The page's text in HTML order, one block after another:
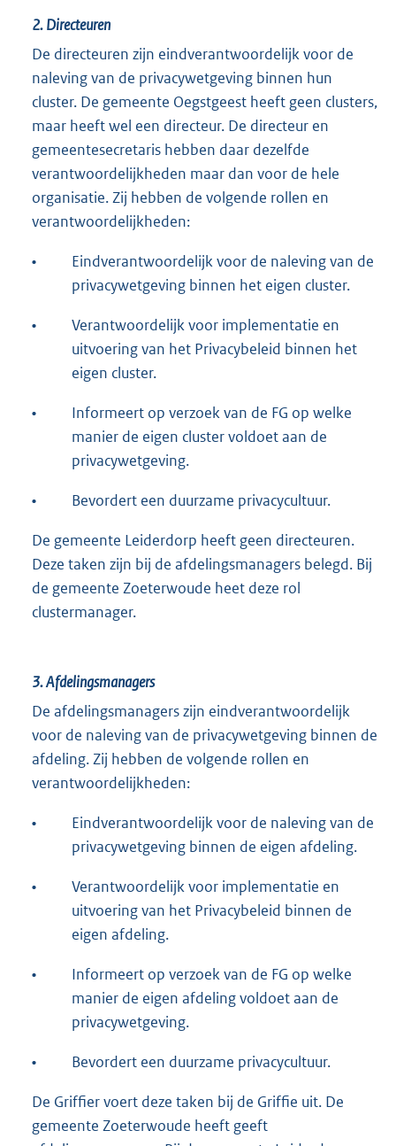
2.Directeuren
De directeuren zijn eindverantwoordelijk voor de
naleving van de privacywetgeving binnen hun
cluster. De gemeente Oegstgeest heeft geen clusters,
maar heeft wel een directeur. De directeur en
gemeentesecretaris hebben daar dezelfde
verantwoordelijkheden maar dan voor de hele
organisatie. Zij hebben de volgende rollen en
verantwoordelijkheden:
•
Eindverantwoordelijk voor de naleving van de
privacywetgeving binnen het eigen cluster.
•
Verantwoordelijk voor implementatie en
uitvoering van het Privacybeleid binnen het
eigen cluster.
•
Informeert op verzoek van de FG op welke
manier de eigen cluster voldoet aan de
privacywetgeving.
• Bevordert een duurzame privacycultuur.
De gemeente Leiderdorp heeft geen directeuren.
Deze taken zijn bij de afdelingsmanagers belegd. Bij
de gemeente Zoeterwoude heet deze rol
clustermanager.
3.Afdelingsmanagers
De afdelingsmanagers zijn eindverantwoordelijk
voor de naleving van de privacywetgeving binnen de
afdeling. Zij hebben de volgende rollen en
verantwoordelijkheden:
•
Eindverantwoordelijk voor de naleving van de
privacywetgeving binnen de eigen afdeling.
•
Verantwoordelijk voor implementatie en
uitvoering van het Privacybeleid binnen de
eigen afdeling.
•
Informeert op verzoek van de FG op welke
manier de eigen afdeling voldoet aan de
privacywetgeving.
• Bevordert een duurzame privacycultuur.
De Griffier voert deze taken bij de Griffie uit. De
gemeente Zoeterwoude heeft geeft